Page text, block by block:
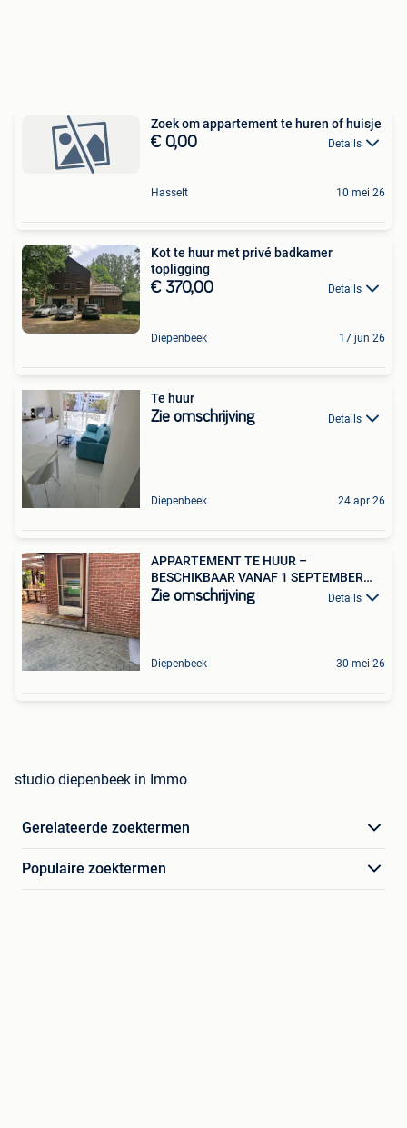
Zoek om appartement te huren of huisje
€ 0,00 Details
Hasselt 10 mei 26
Kot te huur met privé badkamer
topligging
€ 370,00 Details
Diepenbeek 17 jun 26
Te huur
Zie omschrijving Details
Diepenbeek 24 apr 26
APPARTEMENT TE HUUR –
BESCHIKBAAR VANAF 1 SEPTEMBER
2026
Zie omschrijving Details
Diepenbeek 30 mei 26
studio diepenbeek in Immo
Gerelateerde zoektermen
Populaire zoektermen